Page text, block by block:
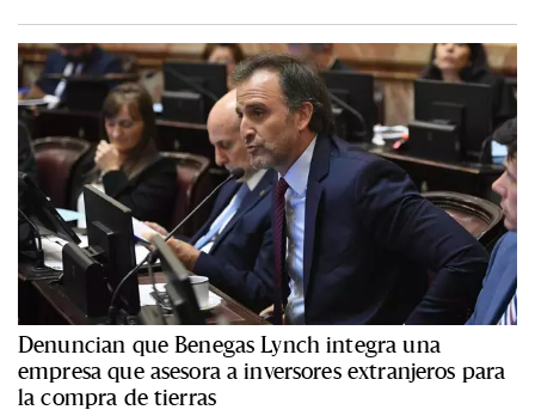
Denuncian que Benegas Lynch integra una
empresa que asesora a inversores extranjeros para
la compra de tierras